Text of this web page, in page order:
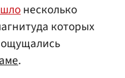
несколько
которых
.